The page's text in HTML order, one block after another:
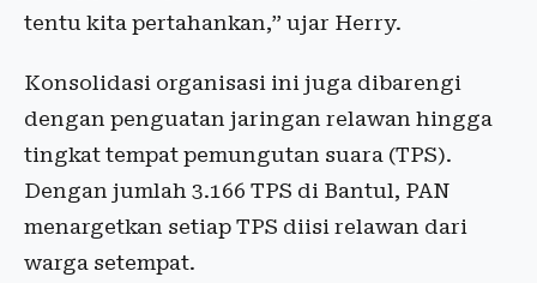
tentu kita pertahankan,” ujar Herry.
Konsolidasi organisasi ini juga dibarengi
dengan penguatan jaringan relawan hingga
tingkat tempat pemungutan suara (TPS).
Dengan jumlah 3.166 TPS di Bantul, PAN
menargetkan setiap TPS diisi relawan dari
warga setempat.